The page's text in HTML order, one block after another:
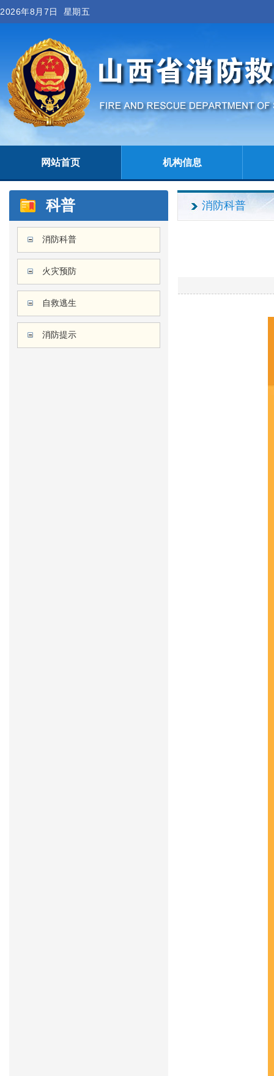
2026年8月7日 星期五
网站首页 机构信息
科普
消防科普
火灾预防
自救逃生
消防提示
消防科普